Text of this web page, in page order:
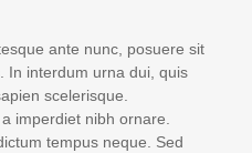
ante nunc, posuere sit
In interdum urna dui, quis
scelerisque.
imperdiet nibh ornare.
tempus neque. Sed